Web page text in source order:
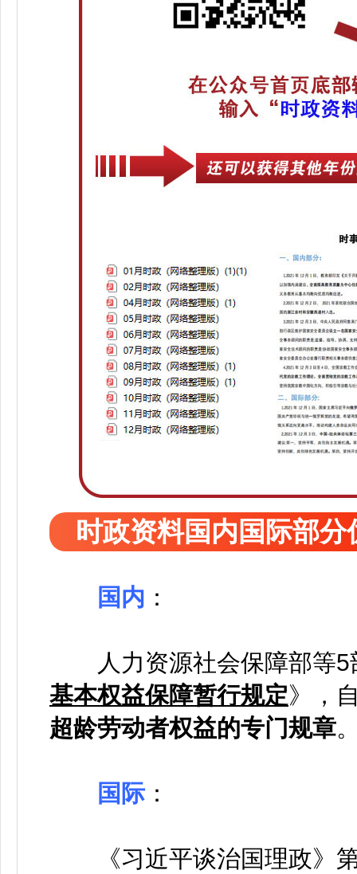
时政资料国内国际部分
国内 ：
人力资源社会保障部等
基本权益保障暂行规定》，
超龄劳动者权益的专门规章
国际：
《习近平谈治国理政》第